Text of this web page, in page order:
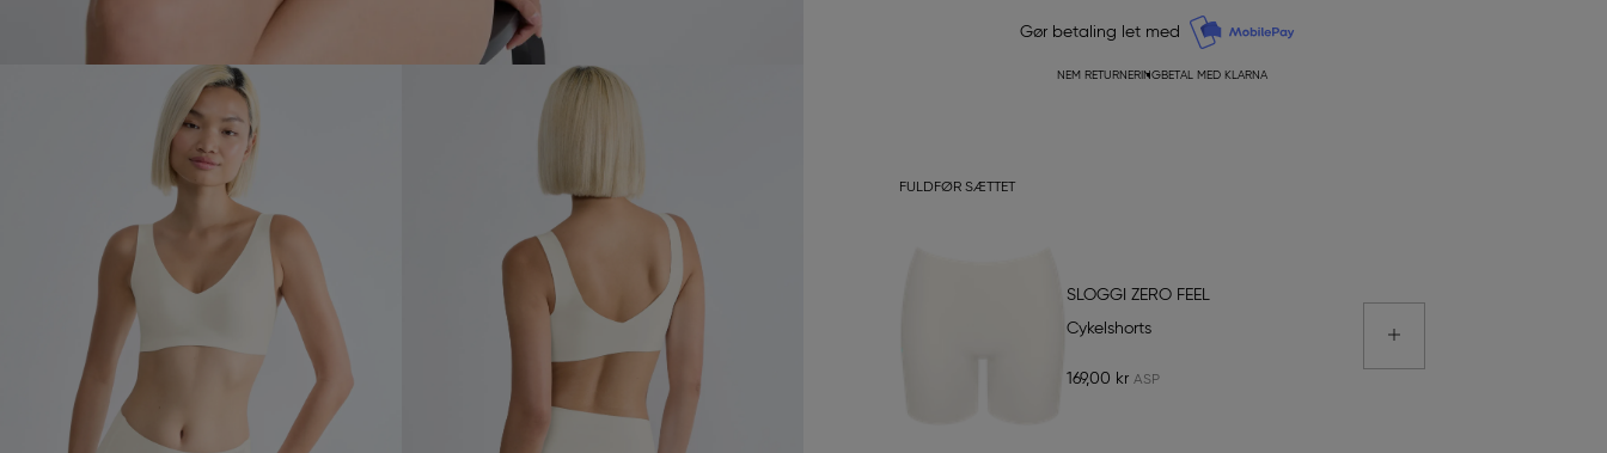
Gør betaling let med
NEM RETURNERINGBETAL MED KLARNA
FULDFØR SÆTTET
SLOGGI ZERO FEEL
Cykelshorts
169,00 kr